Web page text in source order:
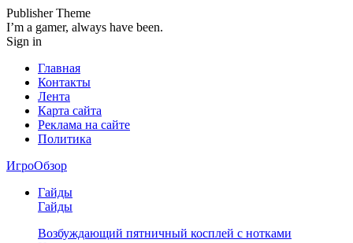
Publisher Theme
I’m a gamer, always have been.
Sign in
Главная
Контакты
Лента
Карта сайта
Реклама на сайте
Политика
ИгроОбзор
Гайды
Гайды
Возбуждающий пятничный косплей с нотками